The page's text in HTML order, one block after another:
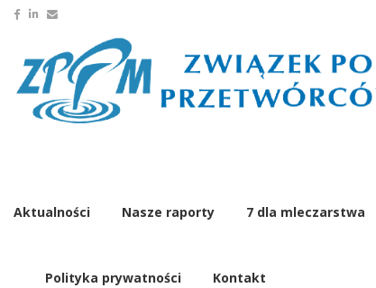
Aktualności Nasze raporty 7 dla mleczarstwa
Polityka prywatności Kontakt